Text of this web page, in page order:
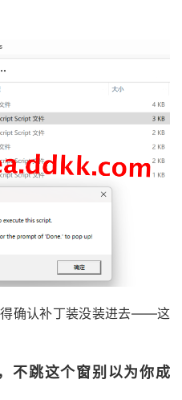
确认补丁装没装进去——这
不跳这个窗别以为你成